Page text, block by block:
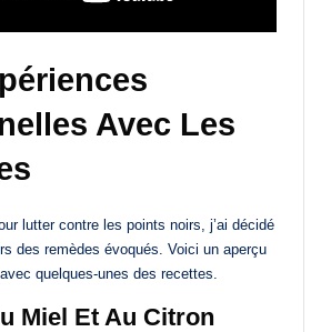
Avec Les
lutter contre les points noirs, j’ai décidé
des remèdes évoqués. Voici un aperçu
quelques-unes des recettes.
Miel Et Au Citron